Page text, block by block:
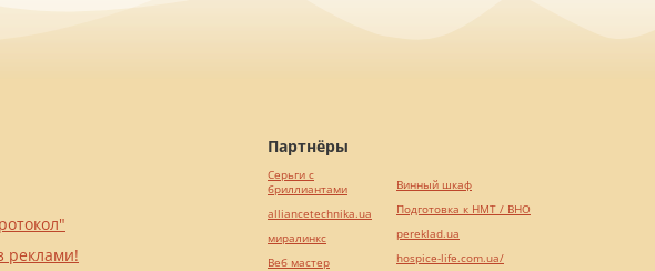
реклами!
Партнёры
Серьги с
бриллиантами
alliancetechnika.ua
миралинкс
Веб мастер
Винный шкаф
Подготовка к НМТ / ВНО
pereklad.ua
hospice-life.com.ua/